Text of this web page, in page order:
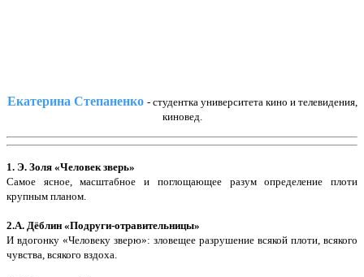
Екатерина Степаненко - студентка университета кино и телевидения,
киновед.
1. Э. Золя «Человек зверь»
Самое ясное, масштабное и поглощающее разум определение плоти
крупным планом.
2.А. Дёблин «Подруги-отравительницы»
И вдогонку «Человеку зверю»: зловещее разрушение всякой плоти, всякого
чувства, всякого вздоха.